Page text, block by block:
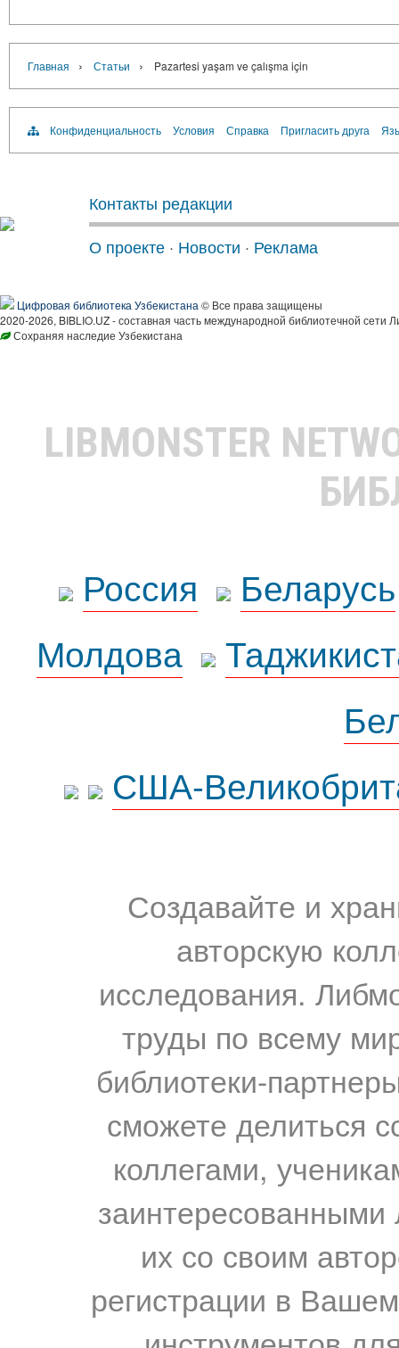
Главная › Статьи › Pazartesi yaşam ve çalışma için
Конфиденциальность Условия Справка Пригласить друга
Контакты редакции
О проекте · Новости · Реклама
Цифровая библиотека Узбекистана © Все права защищены
2020-2026, BIBLIO.UZ - составная часть международной библиотечной сети
Сохраняя наследие Узбекистана
LIBMONSTER
Россия
Беларусь
Молдова
США-
Создавайте и
авторскую
исследования.
труды по всему
библиотеки-
сможете делиться
коллегами,
их со своим
регистрации в